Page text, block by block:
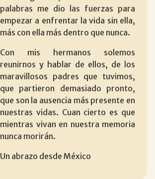
palabras me dio las fuerzas para
empezar a enfrentar la vida sin ella,
más con ella más dentro que nunca.
Con mis hermanos solemos
reunirnos y hablar de ellos, de los
maravillosos padres que tuvimos,
que partieron demasiado pronto,
que son la ausencia más presente en
nuestras vidas. Cuan cierto es que
mientras vivan en nuestra memoria
nunca morirán.
Un abrazo desde México